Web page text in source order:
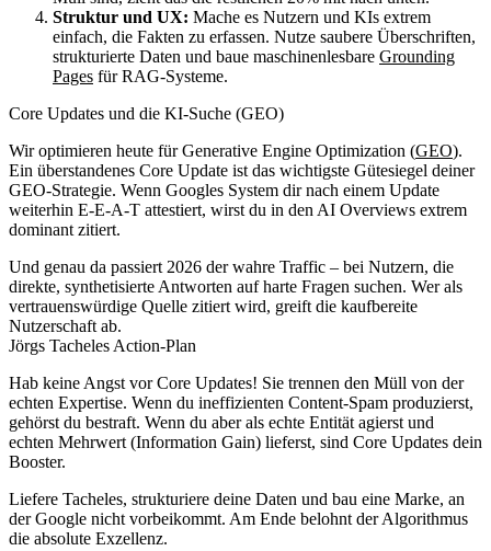
Struktur und UX: Mache es Nutzern und KIs extrem
einfach, die Fakten zu erfassen. Nutze saubere Überschriften,
strukturierte Daten und baue maschinenlesbare Grounding
Pages für RAG-Systeme.
Core Updates und die KI-Suche (GEO)
Wir optimieren heute für Generative Engine Optimization (GEO).
Ein überstandenes Core Update ist das wichtigste Gütesiegel deiner
GEO-Strategie. Wenn Googles System dir nach einem Update
weiterhin E-E-A-T attestiert, wirst du in den AI Overviews extrem
dominant zitiert.
Und genau da passiert 2026 der wahre Traffic – bei Nutzern, die
direkte, synthetisierte Antworten auf harte Fragen suchen. Wer als
vertrauenswürdige Quelle zitiert wird, greift die kaufbereite
Nutzerschaft ab.
Jörgs Tacheles Action-Plan
Hab keine Angst vor Core Updates! Sie trennen den Müll von der
echten Expertise. Wenn du ineffizienten Content-Spam produzierst,
gehörst du bestraft. Wenn du aber als echte Entität agierst und
echten Mehrwert (Information Gain) lieferst, sind Core Updates dein
Booster.
Liefere Tacheles, strukturiere deine Daten und bau eine Marke, an
der Google nicht vorbeikommt. Am Ende belohnt der Algorithmus
die absolute Exzellenz.